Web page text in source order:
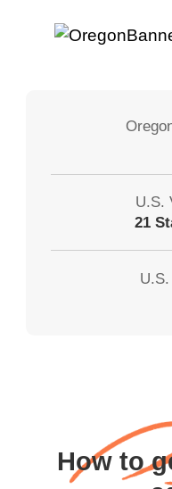
U.S.
21
How to